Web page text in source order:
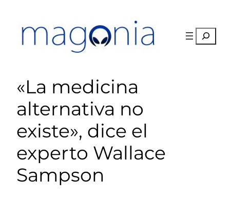
contenido
Buscar
«La medicina
alternativa no
existe», dice el
experto Wallace
Sampson